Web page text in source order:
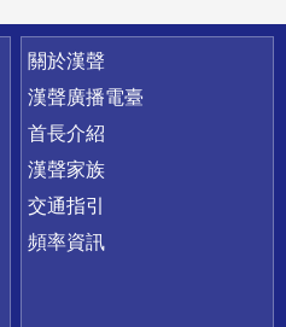
關於漢聲
漢聲廣播電臺
首長介紹
漢聲家族
交通指引
頻率資訊